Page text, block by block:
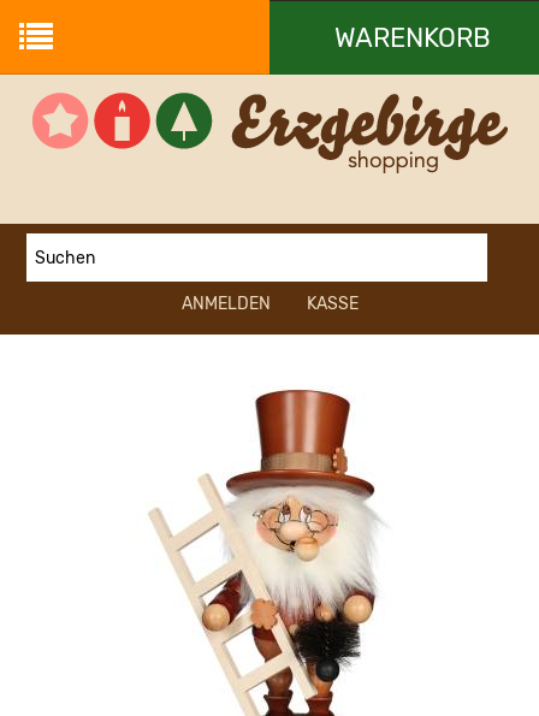
WARENKORB
Ihr Warenkorb ist leer.
ANMELDEN KASSE